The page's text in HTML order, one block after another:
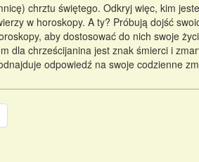
chrztu świętego. Odkryj więc, kim
w horoskopy. A ty? Próbują dojść
aby dostosować do nich swoje
dla chrześcijanina jest znak śmierci i
odpowiedź na swoje codzienne